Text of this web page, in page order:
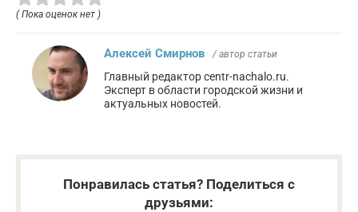
( Пока оценок нет )
Алексей Смирнов / автор статьи
Главный редактор centr-nachalo.ru.
Эксперт в области городской жизни и
актуальных новостей.
Понравилась статья? Поделиться с
друзьями: